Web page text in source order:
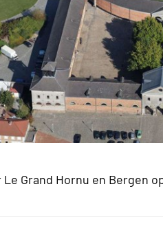
Grand Hornu en Bergen